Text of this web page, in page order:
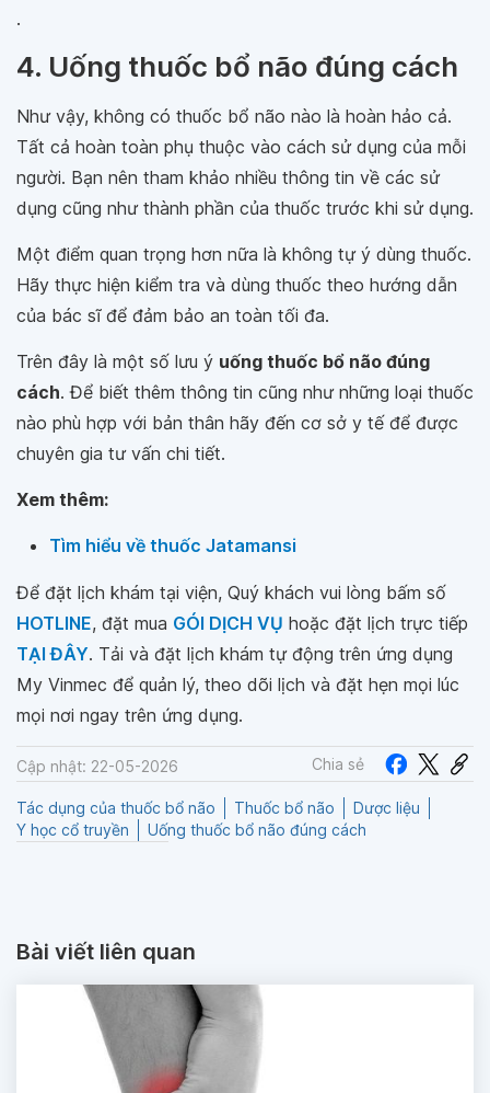
.
4. Uống thuốc bổ não đúng cách
Như vậy, không có thuốc bổ não nào là hoàn hảo cả.
Tất cả hoàn toàn phụ thuộc vào cách sử dụng của mỗi
người. Bạn nên tham khảo nhiều thông tin về các sử
dụng cũng như thành phần của thuốc trước khi sử dụng.
Một điểm quan trọng hơn nữa là không tự ý dùng thuốc.
Hãy thực hiện kiểm tra và dùng thuốc theo hướng dẫn
của bác sĩ để đảm bảo an toàn tối đa.
Trên đây là một số lưu ý uống thuốc bổ não đúng
cách. Để biết thêm thông tin cũng như những loại thuốc
nào phù hợp với bản thân hãy đến cơ sở y tế để được
chuyên gia tư vấn chi tiết.
Xem thêm:
Tìm hiểu về thuốc Jatamansi
Để đặt lịch khám tại viện, Quý khách vui lòng bấm số
HOTLINE, đặt mua GÓI DỊCH VỤ hoặc đặt lịch trực tiếp
TẠI ĐÂY. Tải và đặt lịch khám tự động trên ứng dụng
My Vinmec để quản lý, theo dõi lịch và đặt hẹn mọi lúc
mọi nơi ngay trên ứng dụng.
Cập nhật: 22-05-2026 Chia sẻ
Tác dụng của thuốc bổ não Thuốc bổ não
Dược liệu
Y học cổ truyền
Uống thuốc bổ não đúng cách
Bài viết liên quan